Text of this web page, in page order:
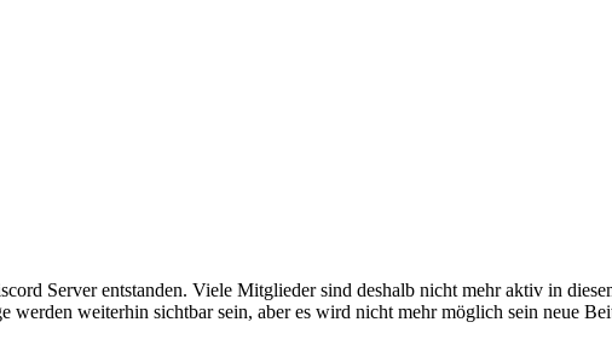
Server entstanden. Viele Mitglieder sind deshalb nicht mehr aktiv in
weiterhin sichtbar sein, aber es wird nicht mehr möglich sein neue